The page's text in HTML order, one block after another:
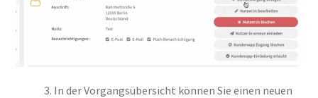
3. In der Vorgangsübersicht können Sie einen neuen